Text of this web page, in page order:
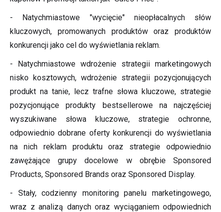
- Natychmiastowe "wycięcie" nieopłacalnych słów
kluczowych, promowanych produktów oraz produktów
konkurencji jako cel do wyświetlania reklam.
- Natychmiastowe wdrożenie strategii marketingowych
nisko kosztowych, wdrożenie strategii pozycjonujących
produkt na tanie, lecz trafne słowa kluczowe, strategie
pozycjonujące produkty bestsellerowe na najczęściej
wyszukiwane słowa kluczowe, strategie ochronne,
odpowiednio dobrane oferty konkurencji do wyświetlania
na nich reklam produktu oraz strategie odpowiednio
zawężające grupy docelowe w obrębie Sponsored
Products, Sponsored Brands oraz Sponsored Display.
- Stały, codzienny monitoring panelu marketingowego,
wraz z analizą danych oraz wyciąganiem odpowiednich